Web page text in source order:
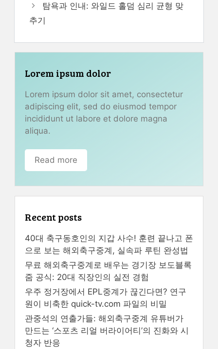
탐욕과 인내: 와일드 홀덤 심리 균형 맞
추기
Lorem ipsum dolor
Lorem ipsum dolor sit amet, consectetur
adipiscing elit, sed do eiusmod tempor
incididunt ut labore et dolore magna
aliqua.
Read more
Recent posts
40대 축구동호인의 지갑 사수! 훈련 끝나고 폰
으로 보는 해외축구중계, 실속파 루틴 완성법
무료 해외축구중계로 배우는 경기장 보도블록
줌 공식: 20대 직장인의 실전 경험
우주 정거장에서 EPL중계가 끊긴다면? 연구
원이 비축한 quick-tv.com 파일의 비밀
관중석의 연출가들: 해외축구중계 유튜버가
만드는 ‘스포츠 리얼 버라이어티’의 진화와 시
청자 반응